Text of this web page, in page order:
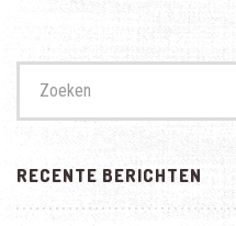
naar:
RECENTE BERICHTEN